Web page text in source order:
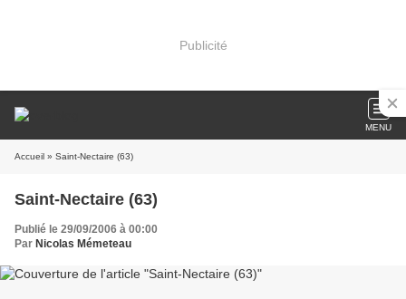
Publicité
MENU
Accueil » Saint-Nectaire (63)
Saint-Nectaire (63)
Publié le 29/09/2006 à 00:00
Par Nicolas Mémeteau